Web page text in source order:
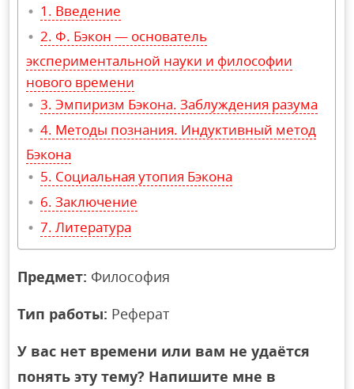
Введение
Ф. Бэкон — основатель
экспериментальной науки и философии
нового времени
Эмпиризм Бэкона. Заблуждения разума
Методы познания. Индуктивный метод
Бэкона
Социальная утопия Бэкона
Заключение
Литература
Предмет: Философия
Тип работы: Реферат
У вас нет времени или вам не удаётся
понять эту тему? Напишите мне в